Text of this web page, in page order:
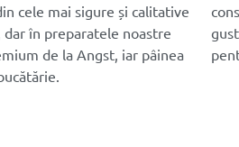
cele mai sigure și calitative
dar în preparatele noastre
de la Angst, iar pâinea